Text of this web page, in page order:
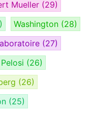
Mueller (29)
Washington (28)
(27)
(26)
(26)
(25)